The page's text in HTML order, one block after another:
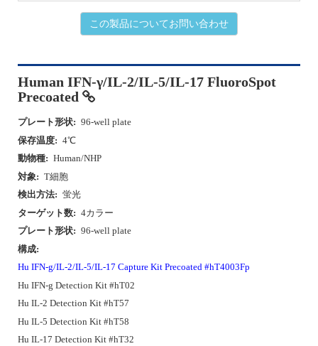
この製品についてお問い合わせ
Human IFN-γ/IL-2/IL-5/IL-17 FluoroSpot
Precoated
プレート形状: 96-well plate
保存温度: 4℃
動物種: Human/NHP
対象: T細胞
検出方法: 蛍光
ターゲット数: 4カラー
プレート形状: 96-well plate
構成:
Hu IFN-g/IL-2/IL-5/IL-17 Capture Kit Precoated #hT4003Fp
Hu IFN-g Detection Kit #hT02
Hu IL-2 Detection Kit #hT57
Hu IL-5 Detection Kit #hT58
Hu IL-17 Detection Kit #hT32